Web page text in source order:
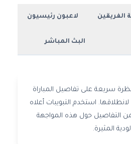
الفريقين لاعبون رئيسيون
البث المباشر
سريعة على تفاصيل المباراة
لانطلاقها. استخدم التبويبات أعلاه
التفاصيل حول هذه المواجهة
المثيرة.